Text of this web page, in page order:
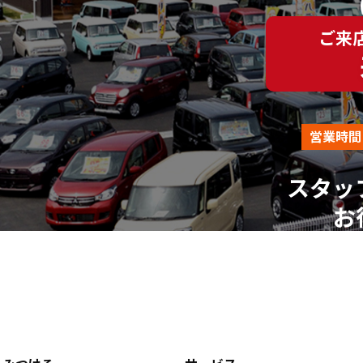
（平日AM10:00～PM18:00 ※土、日、祝、年末年始を除
ご来
営業時間
スタ
お